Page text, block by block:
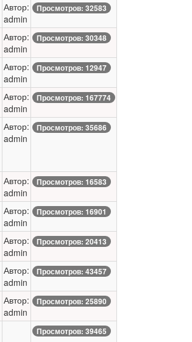
Автор:
admin
Просмотров: 32583
Автор:
admin
Просмотров: 30348
Автор:
admin
Просмотров: 12947
Автор:
admin
Просмотров: 167774
Автор:
admin
Просмотров: 35686
Автор:
admin
Просмотров: 16583
Автор:
admin
Просмотров: 16901
Автор:
admin
Просмотров: 20413
Автор:
admin
Просмотров: 43457
Автор:
admin
Просмотров: 25890
Просмотров: 39465